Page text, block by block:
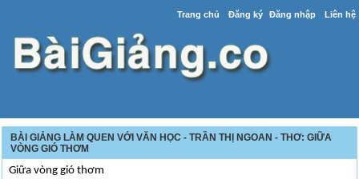
Trang chủ Đăng ký Đăng nhập Liên hệ
BÀI GIẢNG LÀM QUEN VỚI VĂN HỌC - TRẦN THỊ NGOAN - THƠ: GIỮA
VÒNG GIÓ THƠM
Giữa vòng gió thơm